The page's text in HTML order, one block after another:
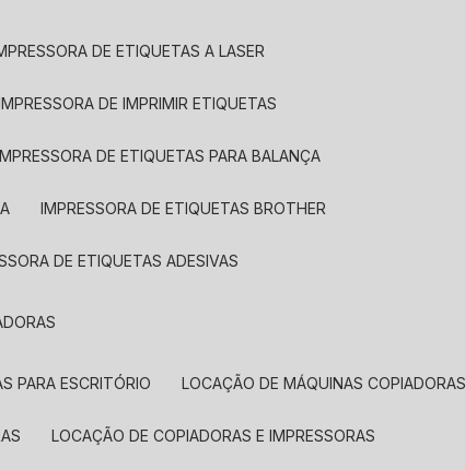
DE ETIQUETAS A LASER
IMPRESSORA DE IMPRIMIR ETIQUETAS
IMPRESSORA DE ETIQUETAS PARA BALANÇA
IMPRESSORA DE ETIQUETAS BROTHER
DE ETIQUETAS ADESIVAS
PARA ESCRITÓRIO LOCAÇÃO DE MÁQUINAS
LOCAÇÃO DE COPIADORAS E IMPRESSORAS